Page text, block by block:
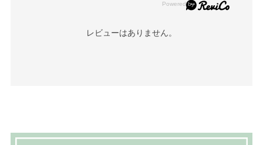
レビューはありません。